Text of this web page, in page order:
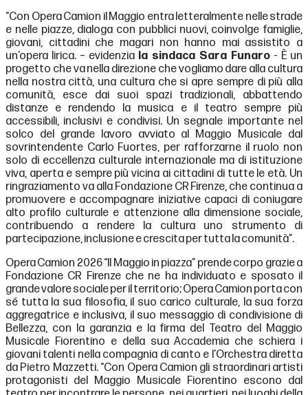
“Con Opera Camion il Maggio entra letteralmente nelle strade
e nelle piazze, dialoga con pubblici nuovi, coinvolge famiglie,
giovani, cittadini che magari non hanno mai assistito a
un’opera lirica. – evidenzia la sindaca Sara Funaro - È un
progetto che va nella direzione che vogliamo dare alla cultura
nella nostra città, una cultura che si apre sempre di più alla
comunità, esce dai suoi spazi tradizionali, abbattendo
distanze e rendendo la musica e il teatro sempre più
accessibili, inclusivi e condivisi. Un segnale importante nel
solco del grande lavoro avviato al Maggio Musicale dal
sovrintendente Carlo Fuortes, per rafforzarne il ruolo non
solo di eccellenza culturale internazionale ma di istituzione
viva, aperta e sempre più vicina ai cittadini di tutte le età. Un
ringraziamento va alla Fondazione CR Firenze, che continua a
promuovere e accompagnare iniziative capaci di coniugare
alto profilo culturale e attenzione alla dimensione sociale,
contribuendo a rendere la cultura uno strumento di
partecipazione, inclusione e crescita per tutta la comunità”.
Opera Camion 2026 “Il Maggio in piazza” prende corpo grazie a
Fondazione CR Firenze che ne ha individuato e sposato il
grande valore sociale per il territorio; Opera Camion porta con
sé tutta la sua filosofia, il suo carico culturale, la sua forza
aggregatrice e inclusiva, il suo messaggio di condivisione di
Bellezza, con la garanzia e la firma del Teatro del Maggio
Musicale Fiorentino e della sua Accademia che schiera i
giovani talenti nella compagnia di canto e l’Orchestra diretta
da Pietro Mazzetti. “Con Opera Camion gli straordinari artisti
protagonisti del Maggio Musicale Fiorentino escono dal